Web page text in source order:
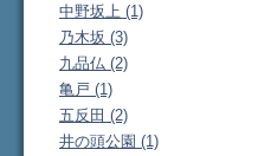
中野坂上 (1)
乃木坂 (3)
九品仏 (2)
亀戸 (1)
五反田 (2)
井の頭公園 (1)